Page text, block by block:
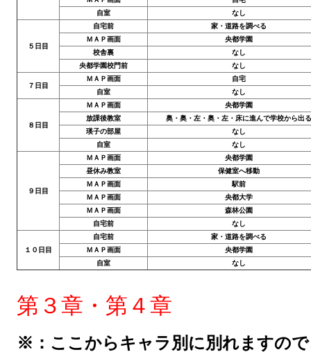
Новости
Новости Архив
Патчи
Mass Effect 2
Mass Effect 3
Divinity Original Sin Enhanced Edition
Dragon Age: Origins
Dragon Age: Inquisition
自室
なし
５日目
自宅前
家・道路を調べる
ＭＡＰ画面
央都学園
校舎裏
なし
央都学園校門前
なし
７日目
ＭＡＰ画面
自宅
自室
なし
８日目
ＭＡＰ画面
央都学園
放課後教室
奥・奥・左・奥・左・床に進んで学校から出る
瑛子の部屋
なし
自室
なし
９日目
ＭＡＰ画面
央都学園
昼休み教室
保健室へ移動
ＭＡＰ画面
駅前
ＭＡＰ画面
央都大学
ＭＡＰ画面
森林公園
自宅前
なし
１０日目
自宅前
家・道路を調べる
ＭＡＰ画面
央都学園
自室
なし
第３章・第４章
※：ここからキャラ別に別れますの